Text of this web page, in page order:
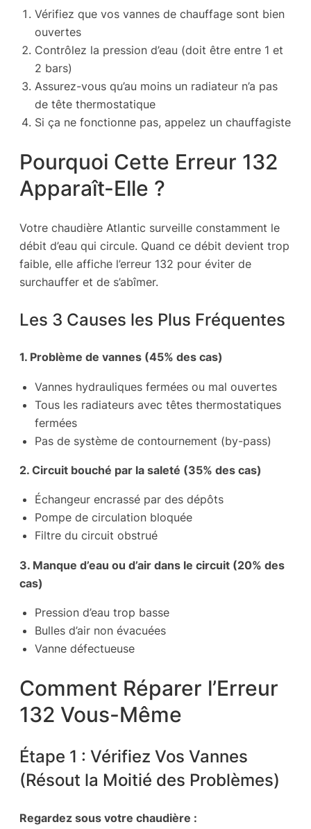
Vérifiez que vos vannes de chauffage sont bien
ouvertes
Contrôlez la pression d’eau (doit être entre 1 et
2 bars)
Assurez-vous qu’au moins un radiateur n’a pas
de tête thermostatique
Si ça ne fonctionne pas, appelez un chauffagiste
Pourquoi Cette Erreur 132
Apparaît-Elle ?
Votre chaudière Atlantic surveille constamment le
débit d’eau qui circule. Quand ce débit devient trop
faible, elle affiche l’erreur 132 pour éviter de
surchauffer et de s’abîmer.
Les 3 Causes les Plus Fréquentes
1. Problème de vannes (45% des cas)
Vannes hydrauliques fermées ou mal ouvertes
Tous les radiateurs avec têtes thermostatiques
fermées
Pas de système de contournement (by-pass)
2. Circuit bouché par la saleté (35% des cas)
Échangeur encrassé par des dépôts
Pompe de circulation bloquée
Filtre du circuit obstrué
3. Manque d’eau ou d’air dans le circuit (20% des
cas)
Pression d’eau trop basse
Bulles d’air non évacuées
Vanne défectueuse
Comment Réparer l’Erreur
132 Vous-Même
Étape 1 : Vérifiez Vos Vannes
(Résout la Moitié des Problèmes)
Regardez sous votre chaudière :